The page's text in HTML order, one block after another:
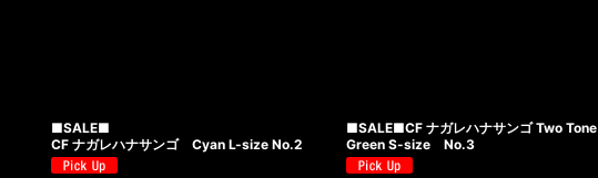
■SALE■
CF ナガレハナサンゴ Cyan L-size No.2
■SALE■CF ナガレハナサンゴ Two Tone
Green S-size No.3